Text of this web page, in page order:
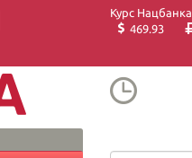
Курс Нацбанка
469.93